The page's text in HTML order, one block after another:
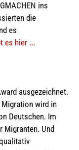
ins
die
es
es hier ...
ausgezeichnet.
Migration wird in
Deutschen. Im
Migranten. Und